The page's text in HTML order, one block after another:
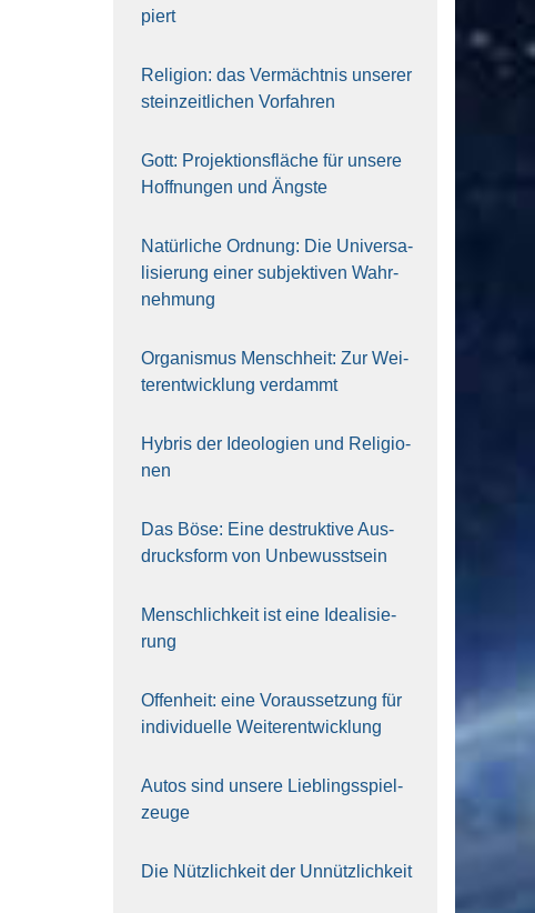
piert
Reli­gi­on: das Ver­mächt­nis unse­rer
stein­zeit­li­chen Vor­fah­ren
Gott: Pro­jek­ti­ons­flä­che für unse­re
Hoff­nun­gen und Ängs­te
Natür­li­che Ord­nung: Die Uni­ver­sa­
li­sie­rung einer sub­jek­ti­ven Wahr­
neh­mung
Orga­nis­mus Mensch­heit: Zur Wei­
ter­ent­wick­lung ver­dammt
Hybris der Ideo­lo­gien und Reli­gio­
nen
Das Böse: Eine destruk­ti­ve Aus­
drucks­form von Unbe­wusst­sein
Mensch­lich­keit ist eine Idea­li­sie­
rung
Offen­heit: eine Vor­aus­set­zung für
indi­vi­du­el­le Wei­ter­ent­wick­lung
Autos sind unse­re Lieb­lings­spiel­
zeu­ge
Die Nütz­lich­keit der Unnütz­lich­keit